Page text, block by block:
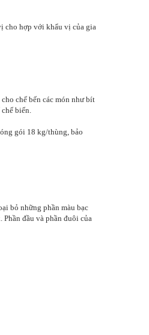
cho hợp với khẩu vị của gia
chế bến các món như bít
biến.
gói 18 kg/thùng, bảo
bỏ những phần màu bạc
đầu và phần đuôi của